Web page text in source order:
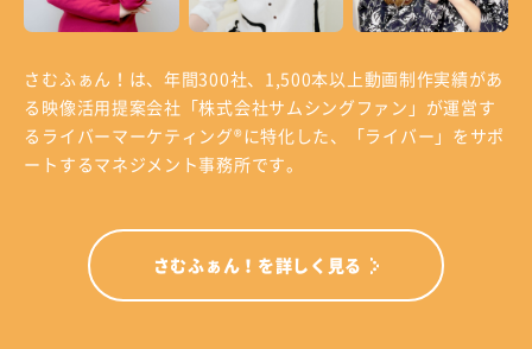
さむふぁん！は、年間300社、1,500本以上動画制作実績があ
る 映像活用提案会社「株式会社サムシングファン」が運営す
る ライバーマーケティング®に特化した、「ライバー」をサポ
ートするマネジメント事務所です。
さむふぁん！を詳しく見る